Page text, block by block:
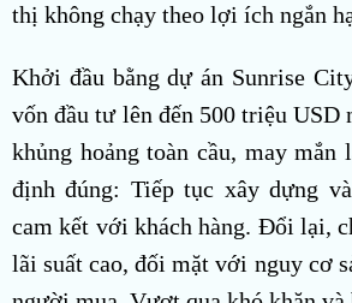
thị không chạy theo lợi ích ngắn
Khởi đầu bằng dự án Sunrise
vốn đầu tư lên đến 500 triệu USD
khủng hoảng toàn cầu, may mắn
định đúng: Tiếp tục xây dựng
cam kết với khách hàng. Đổi lại,
lãi suất cao, đối mặt với nguy cơ